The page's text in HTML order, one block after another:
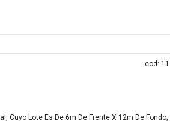
cod:
Cuyo Lote Es De 6m De Frente X 12m De Fondo,